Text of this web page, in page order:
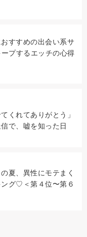
すすめの出会い系サ
プするエッチの心得
てくれてありがとう」
で、嘘を知った日
の夏、異性にモテまく
グ♡＜第４位〜第６